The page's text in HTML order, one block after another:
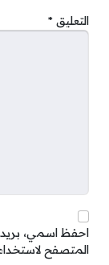
التعليق *
احفظ اسمي، بريدي
المتصفح